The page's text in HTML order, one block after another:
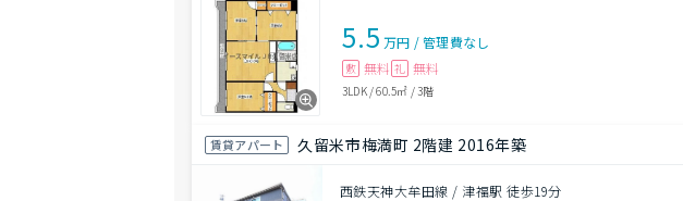
5.5 万円 /管理費なし
敷 無料 礼 無料
3LDK/60.5㎡ /3階
賃貸アパート 久留米市梅満町 2階建 2016年築
西鉄天神大牟田線 / 津福駅 徒歩19分